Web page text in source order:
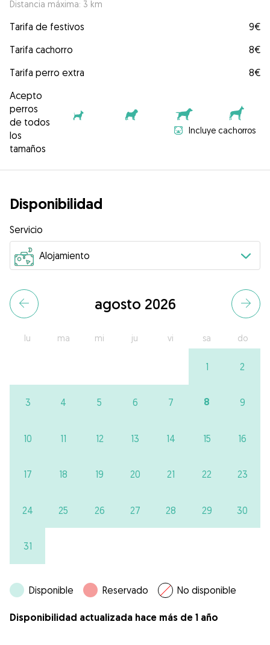
Distancia máxima: 3 km
Tarifa de festivos
9€
Tarifa cachorro
8€
Tarifa perro extra
8€
Acepto
perros
de todos
los
tamaños
Incluye cachorros
Disponibilidad
Servicio
agosto 2026
lu ma mi ju vi sa do
1 2
3 4 5 6 7 8 9
10 11 12 13 14 15 16
17 18 19 20 21 22 23
24 25 26 27 28 29 30
31
Disponible Reservado No disponible
Disponibilidad actualizada hace más de 1 año